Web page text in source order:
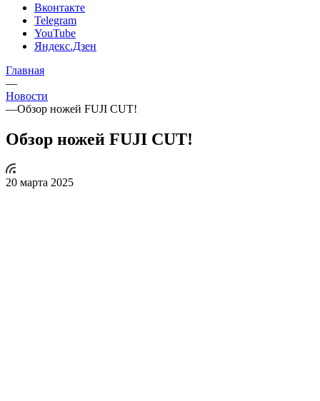
Вконтакте
Telegram
YouTube
Яндекс.Дзен
Главная
—
Новости
—Обзор ножей FUJI CUT!
Обзор ножей FUJI CUT!
20 марта 2025